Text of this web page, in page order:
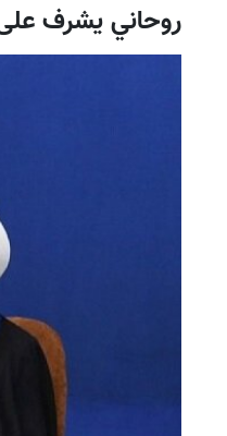
روحاني يشرف على